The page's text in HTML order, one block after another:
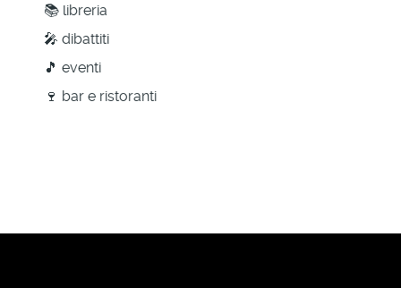
📚 libreria
🎤 dibattiti
🎵 eventi
🍷 bar e ristoranti